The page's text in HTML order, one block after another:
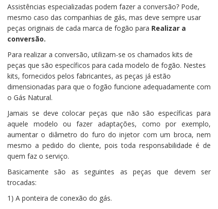
Assistências especializadas podem fazer a conversão? Pode,
mesmo caso das companhias de gás, mas deve sempre usar
peças originais de cada marca de fogão para Realizar a
conversão.
Para realizar a conversão, utilizam-se os chamados kits de
peças que são específicos para cada modelo de fogão. Nestes
kits, fornecidos pelos fabricantes, as peças já estão
dimensionadas para que o fogão funcione adequadamente com
o Gás Natural.
Jamais se deve colocar peças que não são específicas para
aquele modelo ou fazer adaptações, como por exemplo,
aumentar o diâmetro do furo do injetor com um broca, nem
mesmo a pedido do cliente, pois toda responsabilidade é de
quem faz o serviço.
Basicamente são as seguintes as peças que devem ser
trocadas:
1) A ponteira de conexão do gás.